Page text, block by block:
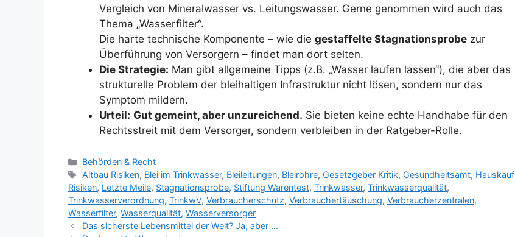
Vergleich von Mineralwasser vs. Leitungswasser. Gerne genommen wird auch das
Thema „Wasserfilter“.
Die harte technische Komponente – wie die gestaffelte Stagnationsprobe zur
Überführung von Versorgern – findet man dort selten.
Die Strategie: Man gibt allgemeine Tipps (z.B. „Wasser laufen lassen“), die aber das
strukturelle Problem der bleihaltigen Infrastruktur nicht lösen, sondern nur das
Symptom mildern.
Urteil: Gut gemeint, aber unzureichend. Sie bieten keine echte Handhabe für den
Rechtsstreit mit dem Versorger, sondern verbleiben in der Ratgeber-Rolle.
Kategorien
Behörden & Recht
Schlagwörter
Altbau Risiken, Blei im Trinkwasser, Bleileitungen, Bleirohre, Gesetzgeber Kritik, Gesundheitsamt, Hauskauf
Risiken, Letzte Meile, Stagnationsprobe, Stiftung Warentest, Trinkwasser, Trinkwasserqualität,
Trinkwasserverordnung, TrinkwV, Verbraucherschutz, Verbrauchertäuschung, Verbraucherzentralen,
Wasserfilter, Wasserqualität, Wasserversorger
Das sicherste Lebensmittel der Welt? Ja, aber …